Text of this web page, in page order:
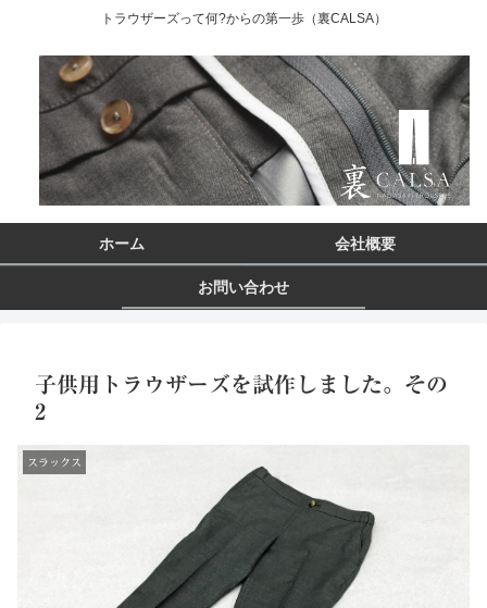
トラウザーズって何?からの第一歩（裏CALSA）
ホーム 会社概要
お問い合わせ
子供用トラウザーズを試作しました。その
2
スラックス